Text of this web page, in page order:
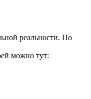
реальности. По
можно тут: